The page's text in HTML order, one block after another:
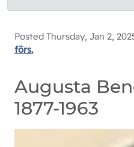
Posted Thursday, Jan 2,
förs.
Augusta
1877-1963